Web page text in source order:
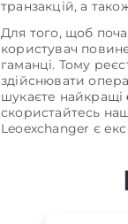
транзакцій, а
Для того, щоб
користувач
гаманці. Тому
здійснювати
шукаєте найкращі
скористайтесь
Leoexchanger є